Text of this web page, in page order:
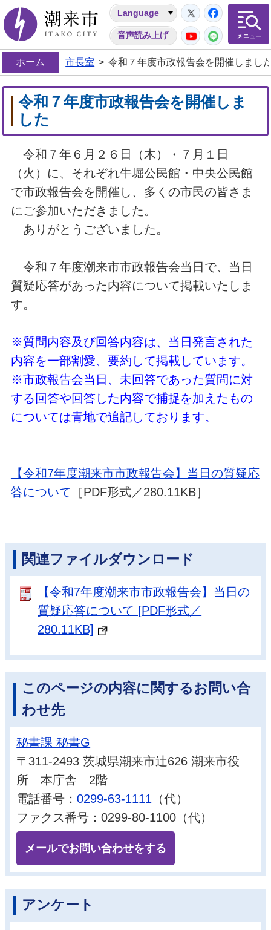
潮来市
Language
音声読み上げ
Twitter
YouTube
LINE
ホーム 市長室 > 令和７年度市政報告会を開催しまし
令和７年度市政報告会を開催しま
した
令和７年６月２６日（木）・７月１日
（火）に、それぞれ牛堀公民館・中央公民館
で市政報告会を開催し、多くの市民の皆さま
にご参加いただきました。
ありがとうございました。
令和７年度潮来市市政報告会当日で、当日
質疑応答があった内容について掲載いたしま
す。
※質問内容及び回答内容は、当日発言された
内容を一部割愛、要約して掲載しています。
※市政報告会当日、未回答であった質問に対
する回答や回答した内容で捕捉を加えたもの
については青地で追記しております。
【令和7年度潮来市市政報告会】当日の質疑応
答について ［PDF形式／280.11KB］
関連ファイルダウンロード
【令和7年度潮来市市政報告会】当日の
質疑応答について [PDF形式／
280.11KB]
このページの内容に関するお問い合
わせ先
秘書課 秘書G
〒311-2493 茨城県潮来市辻626 潮来市役
所 本庁舎 2階
電話番号：0299-63-1111 （代）
ファクス番号：0299-80-1100（代）
メールでお問い合わせをする
アンケート